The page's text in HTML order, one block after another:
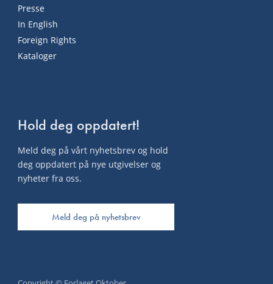
Presse
In English
Foreign Rights
Kataloger
Hold deg oppdatert!
Meld deg på vårt nyhetsbrev og hold
deg oppdatert på nye utgivelser og
nyheter fra oss.
Meld deg på nyhetsbrev